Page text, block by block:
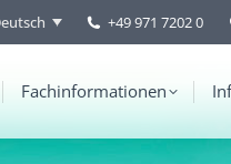
+49 971 7202 0
Fachinformationen